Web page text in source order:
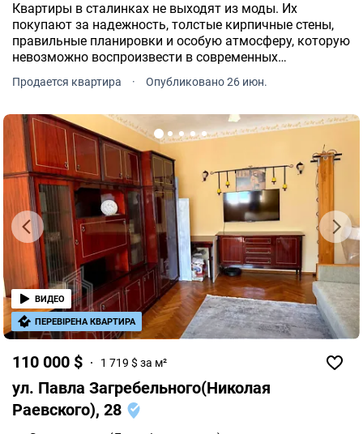
Квартиры в сталинках не выходят из моды. Их
покупают за надежность, толстые кирпичные стены,
правильные планировки и особую атмосферу, которую
невозможно воспроизвести в современных
квартира в Шевченковском районе по адресу улица
Продается квартира · Опубликовано 26 июн.
110 000 $ 1 719 $ за м²
ул. Павла Загребельного(Николая
Раевского), 28
ВИДЕО
ПЕРЕВІРЕНА КВАРТИРА